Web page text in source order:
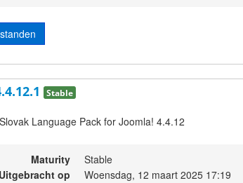
Stable
Language Pack for Joomla! 4.4.12
Maturity
Stable
Uitgebracht op
Woensdag, 12 maart 2025 17:19